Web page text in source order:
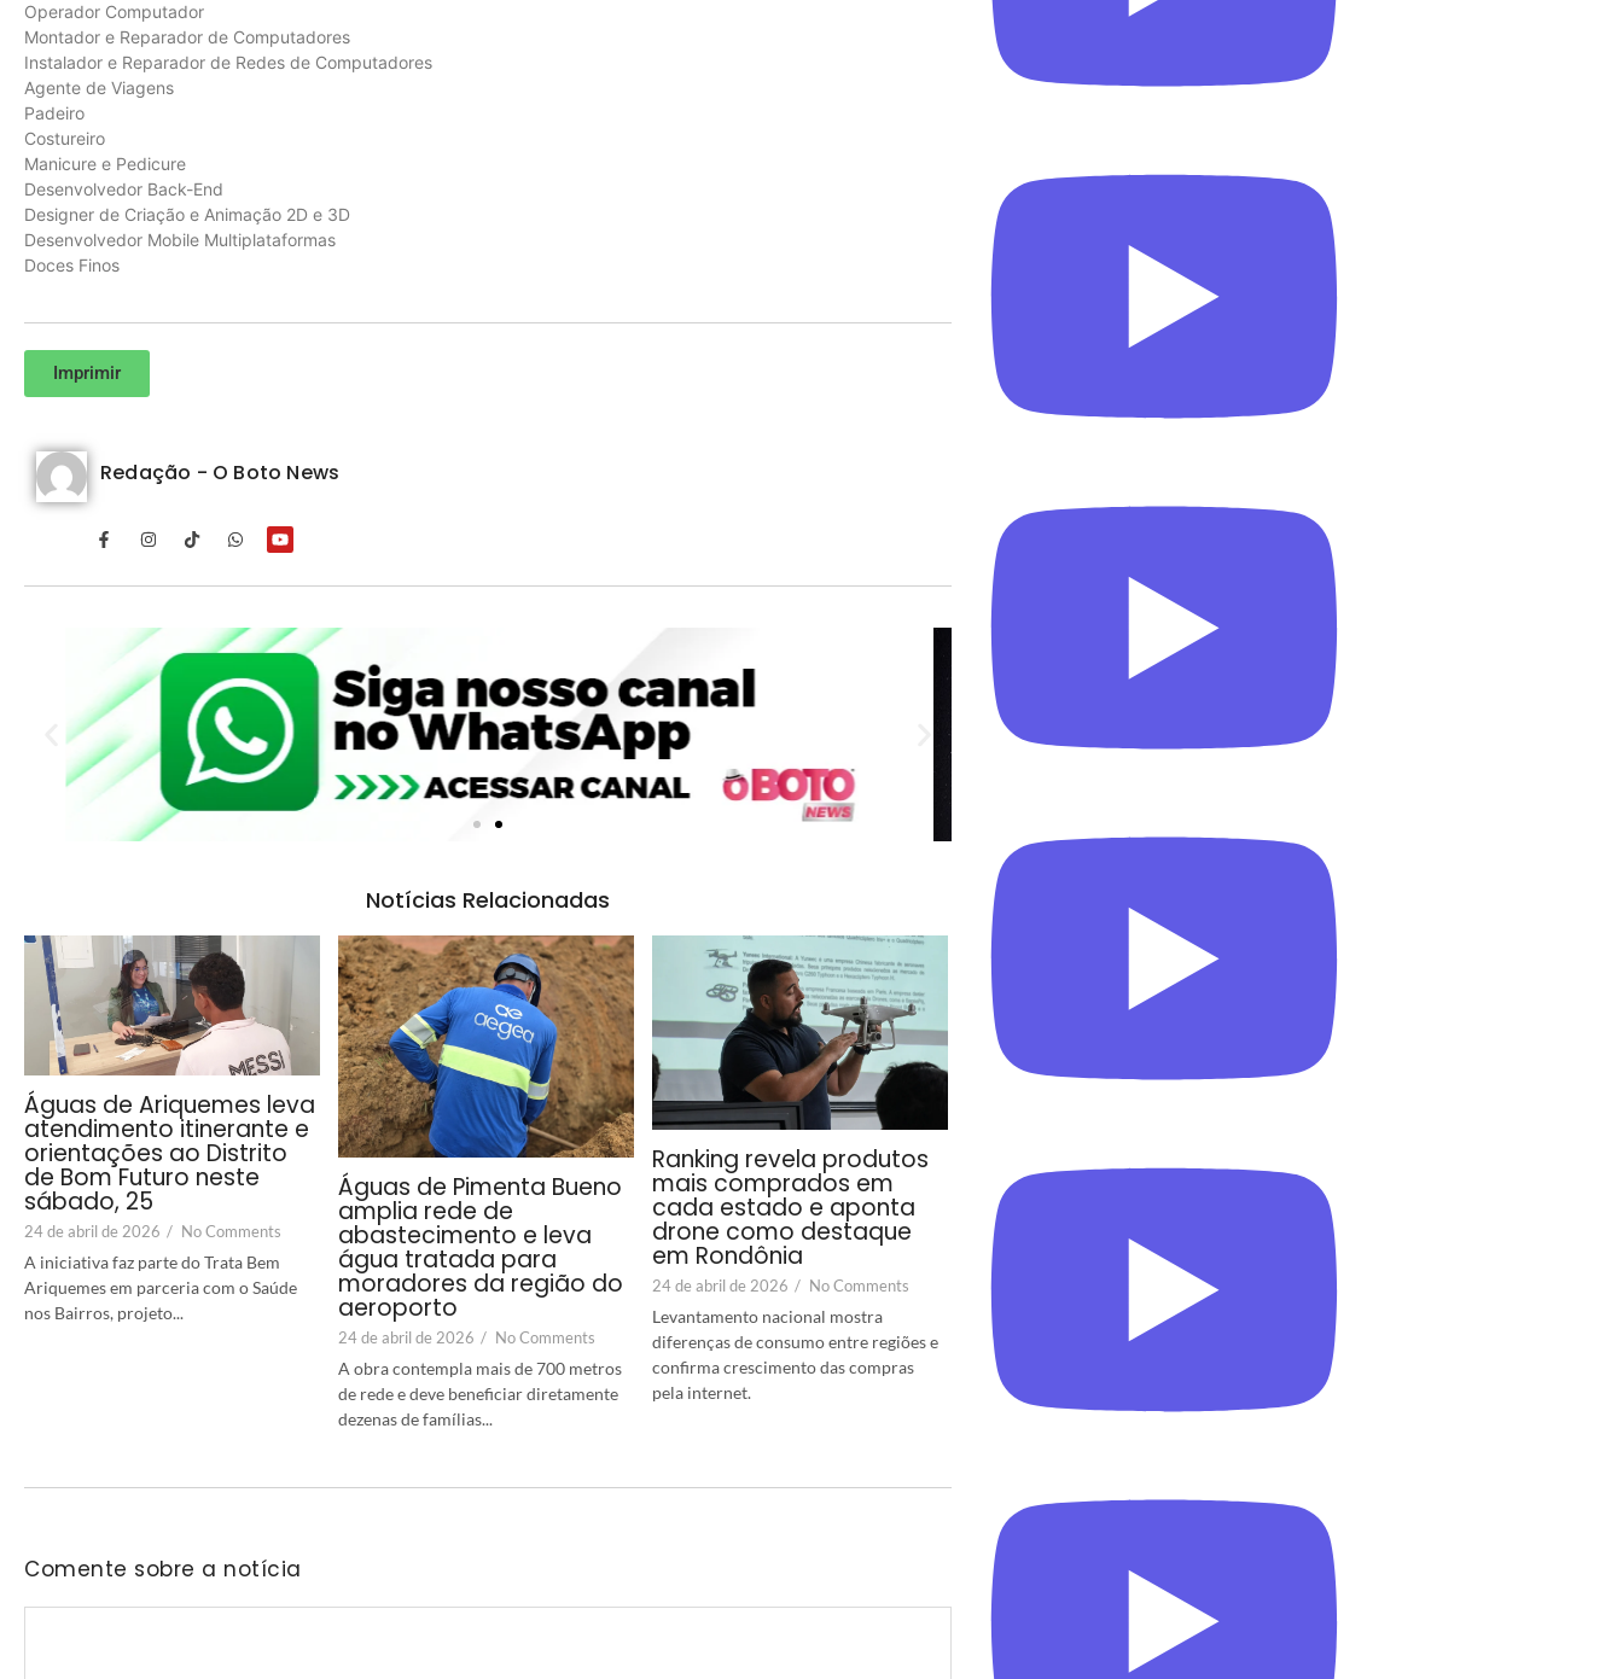
Operador Computador
Montador e Reparador de Computadores
Instalador e Reparador de Redes de Computadores
Agente de Viagens
Padeiro
Costureiro
Manicure e Pedicure
Desenvolvedor Back-End
Designer de Criação e Animação 2D e 3D
Desenvolvedor Mobile Multiplataformas
Doces Finos
Imprimir
Redação - O Boto News
Notícias Relacionadas
Águas de Ariquemes leva
atendimento itinerante e
orientações ao Distrito
de Bom Futuro neste
sábado, 25
24 de abril de 2026 / No Comments
A iniciativa faz parte do Trata Bem
Ariquemes em parceria com o Saúde
nos Bairros, projeto...
Águas de Pimenta Bueno
amplia rede de
abastecimento e leva
água tratada para
moradores da região do
aeroporto
24 de abril de 2026 / No Comments
A obra contempla mais de 700 metros
de rede e deve beneficiar diretamente
dezenas de famílias...
Ranking revela produtos
mais comprados em
cada estado e aponta
drone como destaque
em Rondônia
24 de abril de 2026 / No Comments
Levantamento nacional mostra
diferenças de consumo entre regiões e
confirma crescimento das compras
pela internet.
Comente sobre a notícia